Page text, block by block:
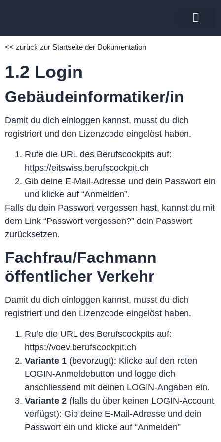
<< zurück zur Startseite der Dokumentation
1.2 Login
Gebäudeinformatiker/in
Damit du dich einloggen kannst, musst du dich
registriert und den Lizenzcode eingelöst haben.
Rufe die URL des Berufscockpits auf:
https://eitswiss.berufscockpit.ch
Gib deine E-Mail-Adresse und dein Passwort ein
und klicke auf “Anmelden”.
Falls du dein Passwort vergessen hast, kannst du mit
dem Link “Passwort vergessen?” dein Passwort
zurücksetzen.
Fachfrau/Fachmann
öffentlicher Verkehr
Damit du dich einloggen kannst, musst du dich
registriert und den Lizenzcode eingelöst haben.
Rufe die URL des Berufscockpits auf:
https://voev.berufscockpit.ch
Variante 1 (bevorzugt): Klicke auf den roten
LOGIN-Anmeldebutton und logge dich
anschliessend mit deinen LOGIN-Angaben ein.
Variante 2 (falls du über keinen LOGIN-Account
verfügst): Gib deine E-Mail-Adresse und dein
Passwort ein und klicke auf “Anmelden”